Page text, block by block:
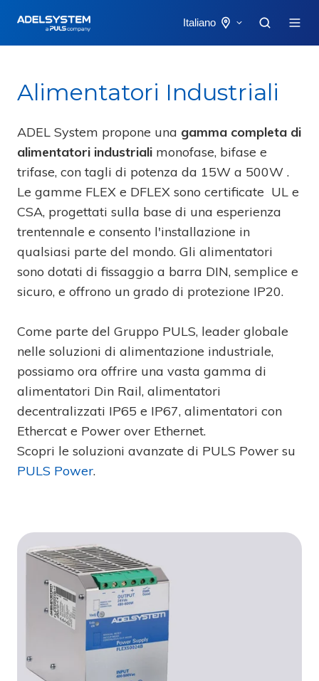
Italiano
Alimentatori Industriali
ADEL System propone una gamma completa di
alimentatori industriali monofase, bifase e
trifase, con tagli di potenza da 15W a 500W .
Le gamme FLEX e DFLEX sono certificate UL e
CSA, progettati sulla base di una esperienza
trentennale e consento l'installazione in
qualsiasi parte del mondo. Gli alimentatori
sono dotati di fissaggio a barra DIN, semplice e
sicuro, e offrono un grado di protezione IP20.
Come parte del Gruppo PULS, leader globale
nelle soluzioni di alimentazione industriale,
possiamo ora offrire una vasta gamma di
alimentatori Din Rail, alimentatori
decentralizzati IP65 e IP67, alimentatori con
Ethercat e Power over Ethernet.
Scopri le soluzioni avanzate di PULS Power su
PULS Power.